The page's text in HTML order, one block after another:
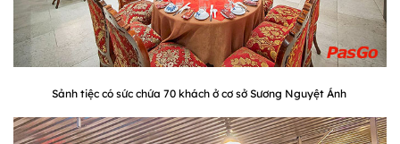
Sảnh tiệc có sức chứa 70 khách ở cơ sở Sương Nguyệt Ánh